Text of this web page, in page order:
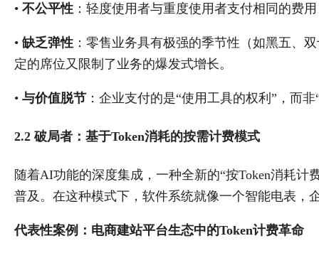
• 不公平性 ：轻度使用者与重度使用者支付相同的费
• 缺乏弹性 ：零售业务具有极强的季节性（如黑五、
定的席位又限制了业务的爆发式增长。
• 与价值脱节 ：企业支付的是“使用工具的权利”，而
2.2 破局者：基于Token消耗的按需计费模式
随着AI功能的深度集成，一种全新的“按Token消耗计
普及。在这种模式下，软件系统就像一个智能电表，
代表性案例：电商建站平台生态中的Token计费革命